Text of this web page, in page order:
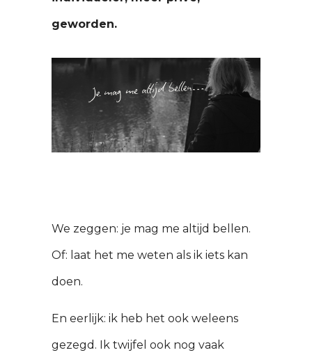
geworden.
We zeggen: je mag me altijd bellen.
Of: laat het me weten als ik iets kan
doen.
En eerlijk: ik heb het ook weleens
gezegd. Ik twijfel ook nog vaak